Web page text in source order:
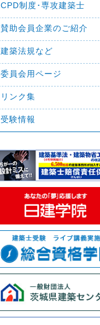
CPD制度･専攻建築士
賛助会員企業のご紹介
建築法規など
委員会用ページ
リンク集
受験情報